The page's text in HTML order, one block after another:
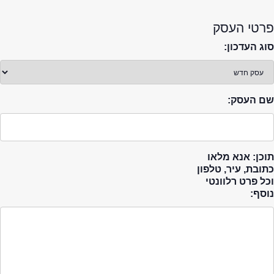
פרטי העסק
סוג העדכון:
שם העסק:
תוכן: אנא מלאו
כתובת, עיר, טלפון
וכל פרט רלוונטי
נוסף: